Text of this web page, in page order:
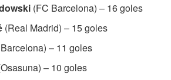
(FC Barcelona) – 16 goles
(Real Madrid) – 15 goles
– 11 goles
– 10 goles